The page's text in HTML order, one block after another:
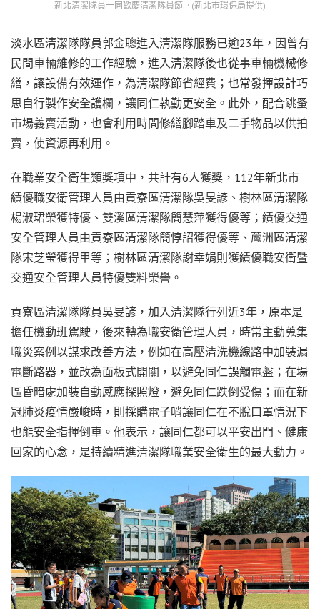
新北清潔隊員一同歡慶清潔隊員節。(新北市環保局提供)
淡水區清潔隊隊員郭金聰進入清潔隊服務已逾23年，因曾有
民間車輛維修的工作經驗，進入清潔隊後也從事車輛機械修
繕，讓設備有效運作，為清潔隊節省經費；也常發揮設計巧
思自行製作安全護欄，讓同仁執勤更安全。此外，配合跳蚤
市場義賣活動，也會利用時間修繕腳踏車及二手物品以供拍
賣，使資源再利用。
在職業安全衛生類獎項中，共計有6人獲獎，112年新北市
績優職安衛管理人員由貢寮區清潔隊吳旻諺、樹林區清潔隊
楊淑珺榮獲特優、雙溪區清潔隊簡慧萍獲得優等；績優交通
安全管理人員由貢寮區清潔隊簡惇詔獲得優等、蘆洲區清潔
隊宋芝瑩獲得甲等；樹林區清潔隊謝幸娟則獲績優職安衛暨
交通安全管理人員特優雙料榮譽。
貢寮區清潔隊隊員吳旻諺，加入清潔隊行列近3年，原本是
擔任機動班駕駛，後來轉為職安衛管理人員，時常主動蒐集
職災案例以謀求改善方法，例如在高壓清洗機線路中加裝漏
電斷路器，並改為面板式開關，以避免同仁誤觸電盤；在場
區昏暗處加裝自動感應探照燈，避免同仁跌倒受傷；而在新
冠肺炎疫情嚴峻時，則採購電子哨讓同仁在不脫口罩情況下
也能安全指揮倒車。他表示，讓同仁都可以平安出門、健康
回家的心念，是持續精進清潔隊職業安全衛生的最大動力。